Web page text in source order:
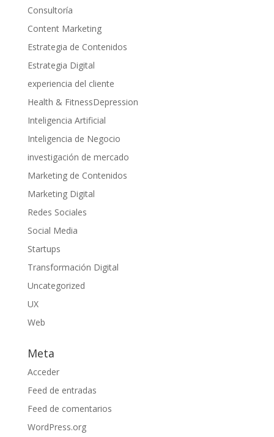
Consultoría
Content Marketing
Estrategia de Contenidos
Estrategia Digital
experiencia del cliente
Health & FitnessDepression
Inteligencia Artificial
Inteligencia de Negocio
investigación de mercado
Marketing de Contenidos
Marketing Digital
Redes Sociales
Social Media
Startups
Transformación Digital
Uncategorized
UX
Web
Meta
Acceder
Feed de entradas
Feed de comentarios
WordPress.org